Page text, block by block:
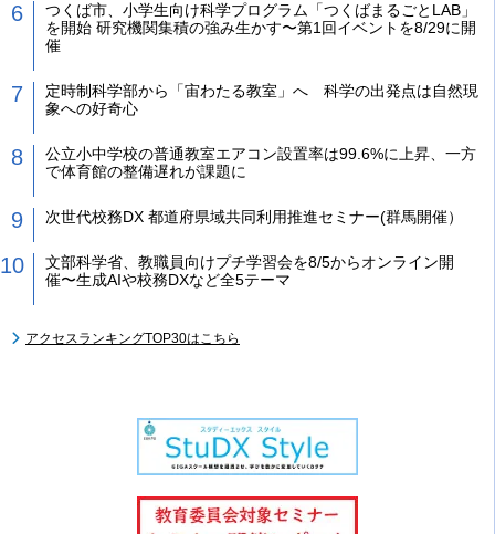
つくば市、小学生向け科学プログラム「つくばまるごとLAB」
を開始 研究機関集積の強み生かす〜第1回イベントを8/29に開
催
定時制科学部から「宙わたる教室」へ 科学の出発点は自然現
象への好奇心
公立小中学校の普通教室エアコン設置率は99.6%に上昇、一方
で体育館の整備遅れが課題に
次世代校務DX 都道府県域共同利用推進セミナー(群馬開催）
文部科学省、教職員向けプチ学習会を8/5からオンライン開
催〜生成AIや校務DXなど全5テーマ
アクセスランキングTOP30はこちら